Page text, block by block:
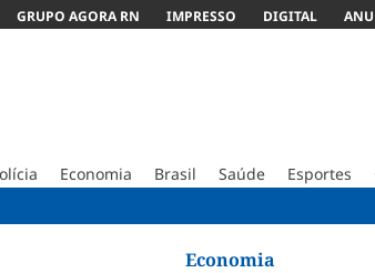
GRUPO AGORA RN IMPRESSO DIGITAL
Economia Brasil Saúde Esportes
Economia